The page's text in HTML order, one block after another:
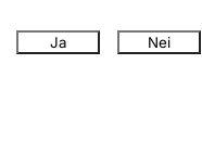
Ja Nei